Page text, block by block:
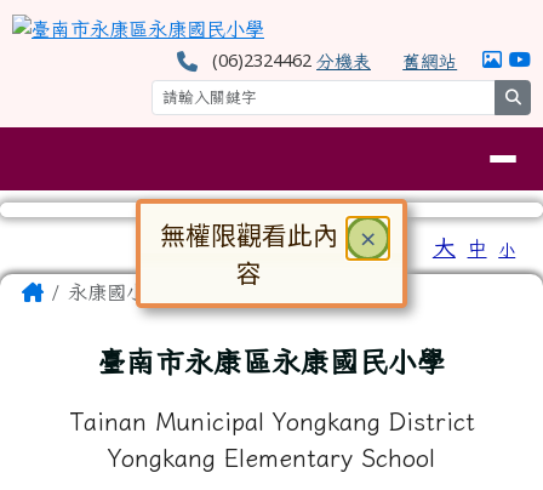
跳至主內容區
臺南市永康區永康國民小學
(06)2324462分機表 舊網站
⏸
大 中 小
主內容區域
Home永康國小
臺南市永康區永康國民小學
Tainan Municipal Yongkang District
Yongkang Elementary School
頁尾區域
× 關閉
無權限觀看此內
容
對話框已開啟。請使用 Tab 鍵在